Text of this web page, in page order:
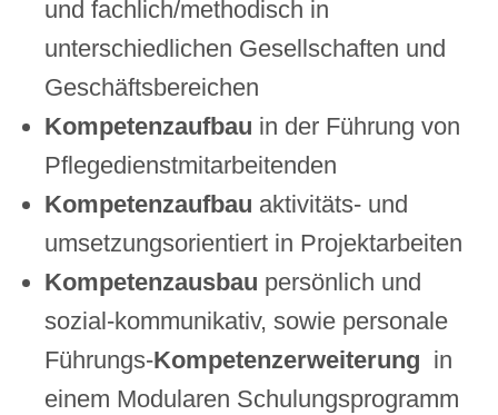
und fachlich/methodisch in
unterschiedlichen Gesellschaften und
Geschäftsbereichen
Kompetenzaufbau in der Führung von
Pflegedienstmitarbeitenden
Kompetenzaufbau aktivitäts- und
umsetzungsorientiert in Projektarbeiten
Kompetenzausbau persönlich und
sozial-kommunikativ, sowie personale
Führungs-Kompetenzerweiterung in
einem Modularen Schulungsprogramm